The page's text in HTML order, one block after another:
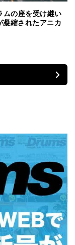
ムの座を受け継い
縮されたアニカ